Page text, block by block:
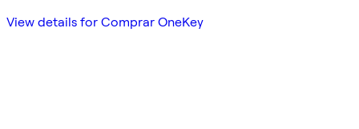
View details for Comprar OneKey